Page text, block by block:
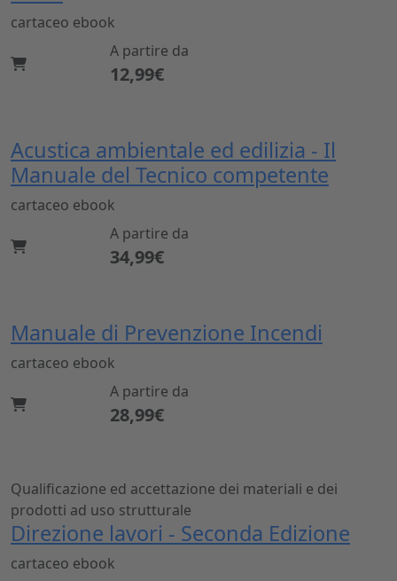
cartaceo ebook
A partire da
12,99€
Acustica ambientale ed edilizia - Il
Manuale del Tecnico competente
cartaceo ebook
A partire da
34,99€
Manuale di Prevenzione Incendi
cartaceo ebook
A partire da
28,99€
Qualificazione ed accettazione dei materiali e dei
prodotti ad uso strutturale
Direzione lavori - Seconda Edizione
cartaceo ebook